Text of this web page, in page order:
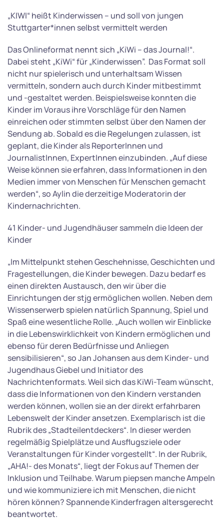
„KIWI“ heißt Kinderwissen – und soll von jungen
Stuttgarter*innen selbst vermittelt werden
Das Onlineformat nennt sich „KiWi – das Journal!“.
Dabei steht „KiWi“ für „Kinderwissen”. Das Format soll
nicht nur spielerisch und unterhaltsam Wissen
vermitteln, sondern auch durch Kinder mitbestimmt
und -gestaltet werden. Beispielsweise konnten die
Kinder im Voraus ihre Vorschläge für den Namen
einreichen oder stimmten selbst über den Namen der
Sendung ab. Sobald es die Regelungen zulassen, ist
geplant, die Kinder als ReporterInnen und
JournalistInnen, ExpertInnen einzubinden. „Auf diese
Weise können sie erfahren, dass Informationen in den
Medien immer von Menschen für Menschen gemacht
werden“, so Aylin die derzeitige Moderatorin der
Kindernachrichten.
41 Kinder- und Jugendhäuser sammeln die Ideen der
Kinder
„Im Mittelpunkt stehen Geschehnisse, Geschichten und
Fragestellungen, die Kinder bewegen. Dazu bedarf es
einen direkten Austausch, den wir über die
Einrichtungen der stjg ermöglichen wollen. Neben dem
Wissenserwerb spielen natürlich Spannung, Spiel und
Spaß eine wesentliche Rolle. „Auch wollen wir Einblicke
in die Lebenswirklichkeit von Kindern ermöglichen und
ebenso für deren Bedürfnisse und Anliegen
sensibilisieren“, so Jan Johansen aus dem Kinder- und
Jugendhaus Giebel und Initiator des
Nachrichtenformats. Weil sich das KiWi-Team wünscht,
dass die Informationen von den Kindern verstanden
werden können, wollen sie an der direkt erfahrbaren
Lebenswelt der Kinder ansetzen. Exemplarisch ist die
Rubrik des „Stadteilentdeckers“. In dieser werden
regelmäßig Spielplätze und Ausflugsziele oder
Veranstaltungen für Kinder vorgestellt“. In der Rubrik,
„AHA!- des Monats“, liegt der Fokus auf Themen der
Inklusion und Teilhabe. Warum piepsen manche Ampeln
und wie kommuniziere ich mit Menschen, die nicht
hören können? Spannende Kinderfragen altersgerecht
beantwortet.